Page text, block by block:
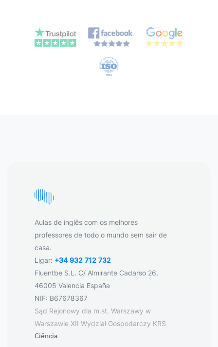
Aulas de inglês com os melhores
professores de todo o mundo sem sair de
casa.
Ligar: +34 932 712 732
Fluentbe S.L. C/ Almirante Cadarso 26,
46005 Valencia España
NIF: B67678367
Sąd Rejonowy dla m.st. Warszawy w
Warszawie XII Wydział Gospodarczy KRS
Ciência